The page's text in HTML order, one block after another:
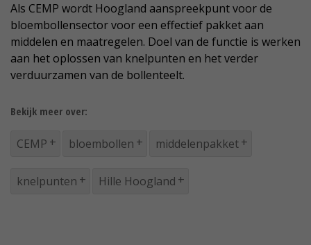
Als CEMP wordt Hoogland aanspreekpunt voor de
bloembollensector voor een effectief pakket aan
middelen en maatregelen. Doel van de functie is werken
aan het oplossen van knelpunten en het verder
verduurzamen van de bollenteelt.
Bekijk meer over:
CEMP bloembollen middelenpakket
knelpunten Hille Hoogland